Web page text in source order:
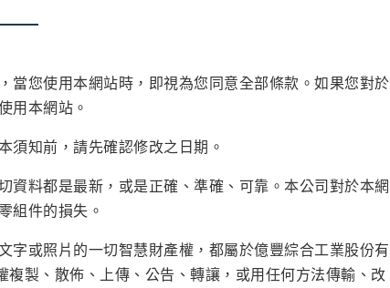
您使用本網站時，即視為您同意全部條款。如果您對於
用本網站。
須知前，請先確認修改之日期。
料都是最新，或是正確、準確、可靠。本公司對於本網
組件的損失。
或照片的一切智慧財產權，都屬於億豐綜合工業股份有
製、散佈、上傳、公告、轉讓，或用任何方法傳輸、改